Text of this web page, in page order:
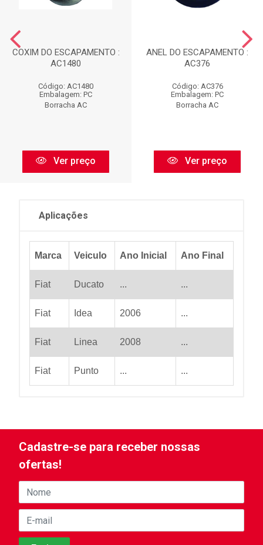
COXIM DO ESCAPAMENTO :
AC1480
Código: AC1480
Embalagem: PC
Borracha AC
Ver preço
ANEL DO ESCAPAMENTO :
AC376
Código: AC376
Embalagem: PC
Borracha AC
Ver preço
Aplicações
Marca Veiculo Ano Inicial Ano Final
Fiat Ducato ... ...
Fiat Idea 2006 ...
Fiat Linea 2008 ...
Fiat Punto ... ...
Cadastre-se para receber nossas
ofertas!